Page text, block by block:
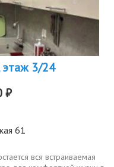
этаж 3/24
₽
61
вся встраиваемая